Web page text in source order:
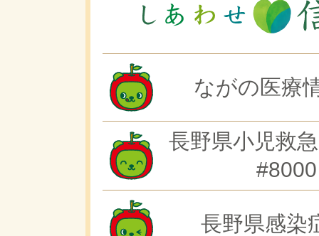
ながの医療
長野県小児救
#8000
長野県感染